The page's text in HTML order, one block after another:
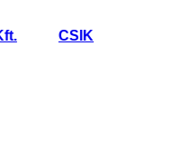
CSIKI-TRUCK Kft.